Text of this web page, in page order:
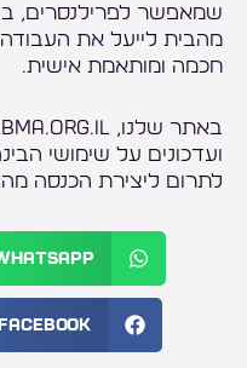
שמאפשר לפרילנסרים,
מהבית לייעל את
חכמה ומותאמת אישית.
ועדכונים על שימושי
לתרום ליצירת הכנסה
Facebook